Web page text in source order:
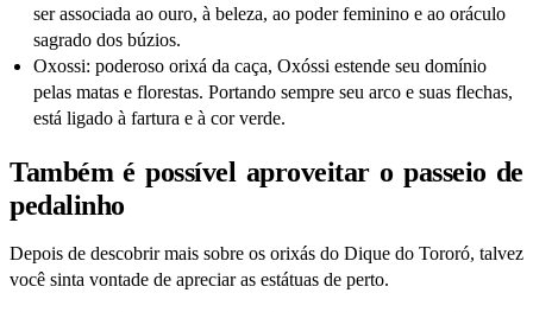
ser associada ao ouro, à beleza, ao poder feminino e ao oráculo
sagrado dos búzios.
Oxossi: poderoso orixá da caça, Oxóssi estende seu domínio
pelas matas e florestas. Portando sempre seu arco e suas flechas,
está ligado à fartura e à cor verde.
Também é possível aproveitar o passeio de
pedalinho
Depois de descobrir mais sobre os orixás do Dique do Tororó, talvez
você sinta vontade de apreciar as estátuas de perto.